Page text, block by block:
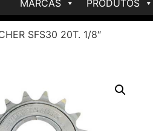
MARCAS PRODUTOS
SFS30 20T. 1/8″